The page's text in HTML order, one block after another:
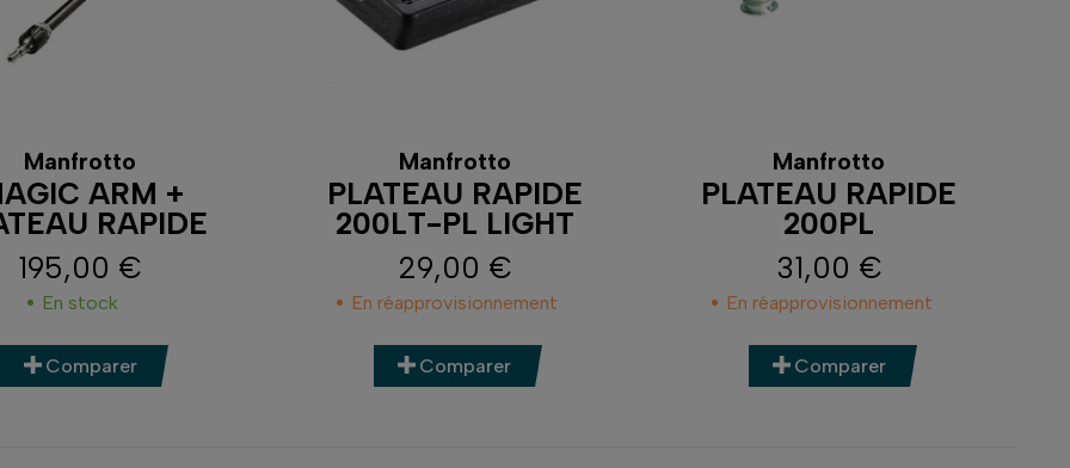
Manfrotto
ARM +
RAPIDE
Prix
195,00 €
En stock
Comparer
Manfrotto
PLATEAU RAPIDE
200LT-PL LIGHT
Prix
29,00 €
En réapprovisionnement
Comparer
Manfrotto
PLATEAU RAPIDE
200PL
Prix
31,00 €
En réapprovisionnement
Comparer